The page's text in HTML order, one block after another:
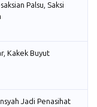
Palsu, Saksi
Kakek Buyut
Jadi Penasihat